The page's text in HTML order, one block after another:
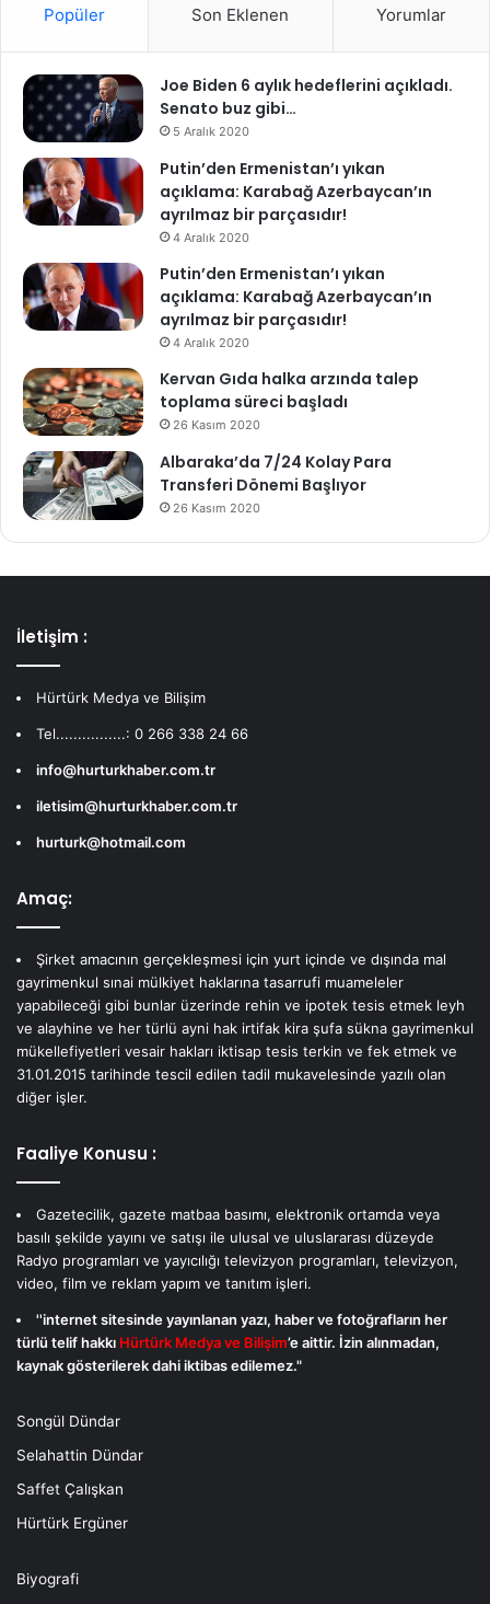
Popüler Son Eklenen Yorumlar
Joe Biden 6 aylık hedeflerini açıkladı.
Senato buz gibi…
5 Aralık 2020
Putin’den Ermenistan’ı yıkan
açıklama: Karabağ Azerbaycan’ın
ayrılmaz bir parçasıdır!
4 Aralık 2020
Putin’den Ermenistan’ı yıkan
açıklama: Karabağ Azerbaycan’ın
ayrılmaz bir parçasıdır!
4 Aralık 2020
Kervan Gıda halka arzında talep
toplama süreci başladı
26 Kasım 2020
Albaraka’da 7/24 Kolay Para
Transferi Dönemi Başlıyor
26 Kasım 2020
İletişim :
Hürtürk Medya ve Bilişim
Tel................: 0 266 338 24 66
info@hurturkhaber.com.tr
iletisim@hurturkhaber.com.tr
hurturk@hotmail.com
Amaç:
Şirket amacının gerçekleşmesi için yurt içinde ve dışında mal
gayrimenkul sınai mülkiyet haklarına tasarrufi muameleler
yapabileceği gibi bunlar üzerinde rehin ve ipotek tesis etmek leyh
ve alayhine ve her türlü ayni hak irtifak kira şufa sükna gayrimenkul
mükellefiyetleri vesair hakları iktisap tesis terkin ve fek etmek ve
31.01.2015 tarihinde tescil edilen tadil mukavelesinde yazılı olan
diğer işler.
Faaliye Konusu :
Gazetecilik, gazete matbaa basımı, elektronik ortamda veya
basılı şekilde yayını ve satışı ile ulusal ve uluslararası düzeyde
Radyo programları ve yayıcılığı televizyon programları, televizyon,
video, film ve reklam yapım ve tanıtım işleri.
''internet sitesinde yayınlanan yazı, haber ve fotoğrafların her
türlü telif hakkı Hürtürk Medya ve Bilişim’e aittir. İzin alınmadan,
kaynak gösterilerek dahi iktibas edilemez."
Songül Dündar
Selahattin Dündar
Saffet Çalışkan
Hürtürk Ergüner
Biyografi